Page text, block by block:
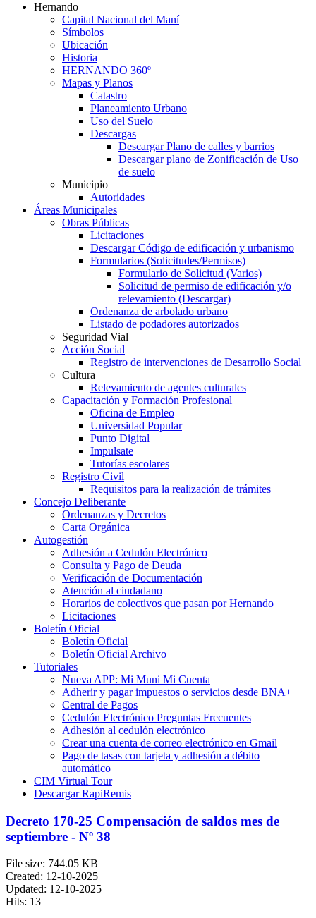
Hernando
Capital Nacional del Maní
Símbolos
Ubicación
Historia
HERNANDO 360º
Mapas y Planos
Catastro
Planeamiento Urbano
Uso del Suelo
Descargas
Descargar Plano de calles y barrios
Descargar plano de Zonificación de Uso
de suelo
Municipio
Autoridades
Áreas Municipales
Obras Públicas
Licitaciones
Descargar Código de edificación y urbanismo
Formularios (Solicitudes/Permisos)
Formulario de Solicitud (Varios)
Solicitud de permiso de edificación y/o
relevamiento (Descargar)
Ordenanza de arbolado urbano
Listado de podadores autorizados
Seguridad Vial
Acción Social
Registro de intervenciones de Desarrollo Social
Cultura
Relevamiento de agentes culturales
Capacitación y Formación Profesional
Oficina de Empleo
Universidad Popular
Punto Digital
Impulsate
Tutorías escolares
Registro Civil
Requisitos para la realización de trámites
Concejo Deliberante
Ordenanzas y Decretos
Carta Orgánica
Autogestión
Adhesión a Cedulón Electrónico
Consulta y Pago de Deuda
Verificación de Documentación
Atención al ciudadano
Horarios de colectivos que pasan por Hernando
Licitaciones
Boletín Oficial
Boletín Oficial
Boletín Oficial Archivo
Tutoriales
Nueva APP: Mi Muni Mi Cuenta
Adherir y pagar impuestos o servicios desde BNA+
Central de Pagos
Cedulón Electrónico Preguntas Frecuentes
Adhesión al cedulón electrónico
Crear una cuenta de correo electrónico en Gmail
Pago de tasas con tarjeta y adhesión a débito
automático
CIM Virtual Tour
Descargar RapiRemis
Decreto 170-25 Compensación de saldos mes de
septiembre - Nº 38
File size: 744.05 KB
Created: 12-10-2025
Updated: 12-10-2025
Hits: 13